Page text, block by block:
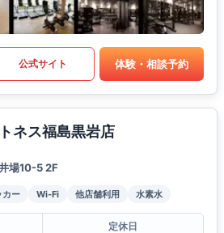
公式サイト 体験・相談予約
ネス福島黒岩店
場10-5 2F
カー Wi-Fi 他店舗利用 水素水
定休日